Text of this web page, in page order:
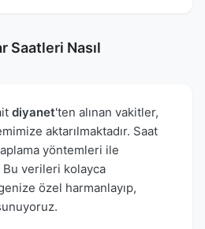
Saatleri Nasıl
diyanet'ten alınan vakitler,
aktarılmaktadır. Saat
yöntemleri ile
Bu verileri kolayca
özel harmanlayıp,